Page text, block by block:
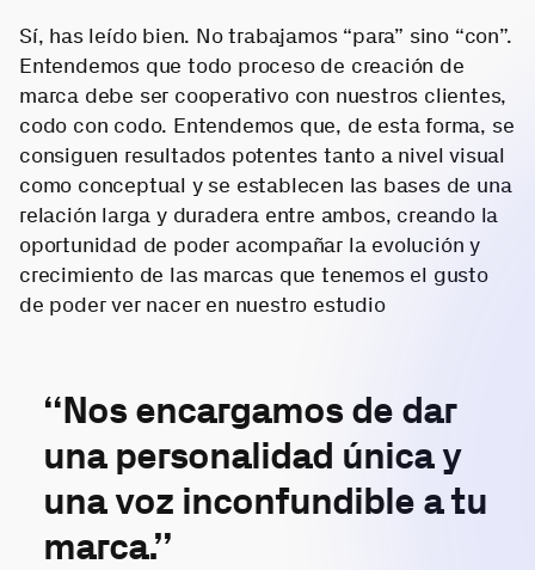
Sí, has leído bien. No trabajamos “para” sino “con”.
Entendemos que todo proceso de creación de
marca debe ser cooperativo con nuestros clientes,
codo con codo. Entendemos que, de esta forma, se
consiguen resultados potentes tanto a nivel visual
como conceptual y se establecen las bases de una
relación larga y duradera entre ambos, creando la
oportunidad de poder acompañar la evolución y
crecimiento de las marcas que tenemos el gusto
de poder ver nacer en nuestro estudio
“Nos encargamos de dar
una personalidad única y
una voz inconfundible a tu
marca.”